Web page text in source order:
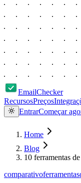
EmailChecker
RecursosPreços
EntrarComeçar
Home
Blog
10 ferramentas
comparativoferramentas